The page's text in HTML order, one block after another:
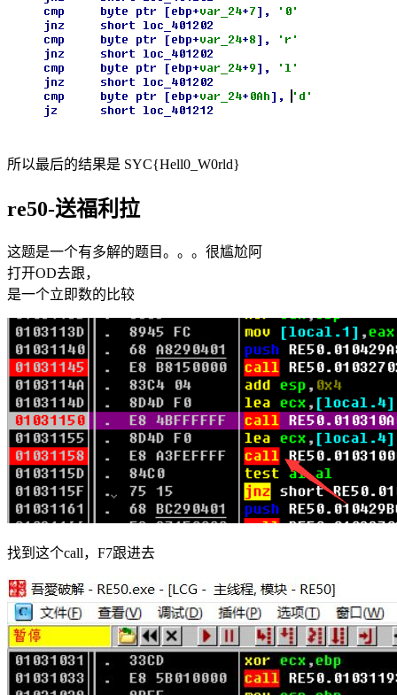
所以最后的结果是 SYC{Hell0_W0rld}
re50-送福利拉
这题是一个有多解的题目。。。很尴尬阿
打开OD去跟，
是一个立即数的比较
找到这个call，F7跟进去